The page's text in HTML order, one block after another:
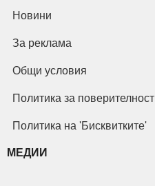
Новини
За реклама
Общи условия
Политика за поверителност
Политика на 'Бисквитките'
МЕДИИ